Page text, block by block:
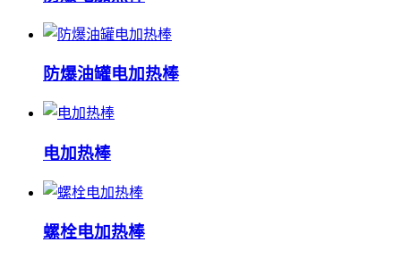
防爆油罐电加热棒
电加热棒
螺栓电加热棒